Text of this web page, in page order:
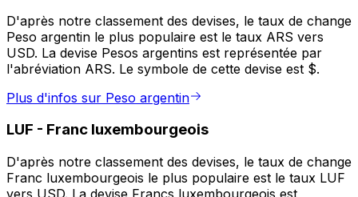
D'après notre classement des devises, le taux de change
Peso argentin le plus populaire est le taux ARS vers
USD. La devise Pesos argentins est représentée par
l'abréviation ARS. Le symbole de cette devise est $.
Plus d'infos sur Peso argentin
LUF - Franc luxembourgeois
D'après notre classement des devises, le taux de change
Franc luxembourgeois le plus populaire est le taux LUF